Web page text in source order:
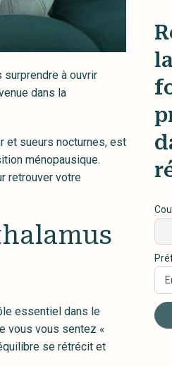
à ouvrir
dans la
et sueurs nocturnes, est
ménopausique.
retrouver votre
essentiel dans le
vous vous sentez «
se rétrécit et